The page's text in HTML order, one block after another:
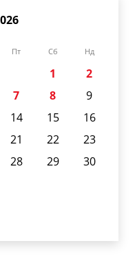
Пт Сб Нд
1
2
7 8
9
14 15
16
21 22
23
28 29
30